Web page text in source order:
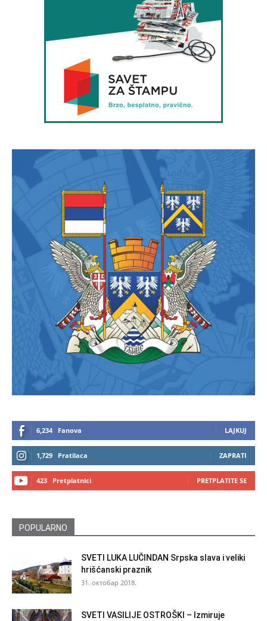
6,234 Fanova LAJKUJ
1,729 Pratilaca ZAPRATI
423 Pretplatnici PRETPLATITE SE
POPULARNO
SVETI LUKA LUČINDAN Srpska slava i veliki
hrišćanski praznik
31. октобар 2018.
SVETI VASILIJE OSTROŠKI – Izmiruje